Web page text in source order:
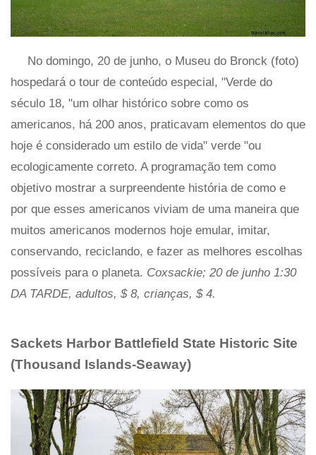
No domingo, 20 de junho, o Museu do Bronck (foto)
hospedará o tour de conteúdo especial, "Verde do
século 18, "um olhar histórico sobre como os
americanos, há 200 anos, praticavam elementos do que
hoje é considerado um estilo de vida" verde "ou
ecologicamente correto. A programação tem como
objetivo mostrar a surpreendente história de como e
por que esses americanos viviam de uma maneira que
muitos americanos modernos hoje emular, imitar,
conservando, reciclando, e fazer as melhores escolhas
possíveis para o planeta. Coxsackie; 20 de junho 1:30
DA TARDE, adultos, $ 8, crianças, $ 4.
Sackets Harbor Battlefield State Historic Site
(Thousand Islands-Seaway)